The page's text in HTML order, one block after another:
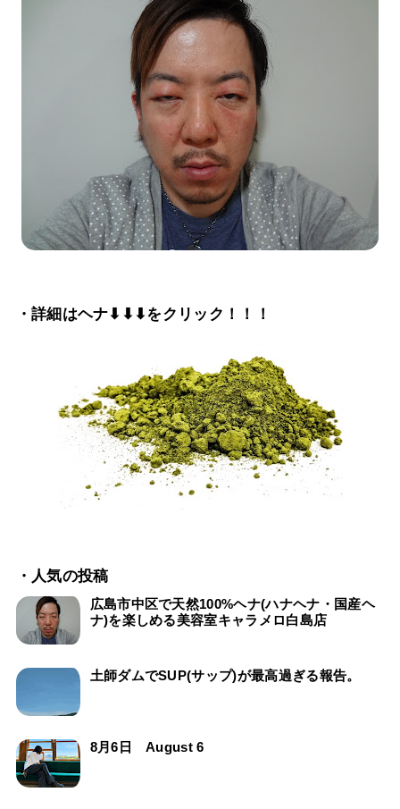
・詳細はヘナ⬇⬇⬇をクリック！！！
・人気の投稿
広島市中区で天然100%ヘナ(ハナヘナ・国産ヘ
ナ)を楽しめる美容室キャラメロ白島店
土師ダムでSUP(サップ)が最高過ぎる報告。
8月6日 August 6